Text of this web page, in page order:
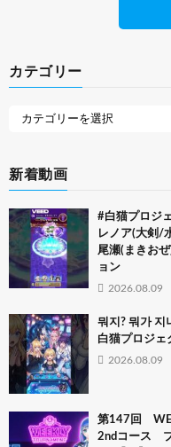
カテゴリー
新着動画
#白猫プロジ
レノア(大剣/
尾瀬(まきお
ョン
2026.08.09
뭐지? 뭐가 지
白猫プロジェ
2026.08.09
第147回
2ndコース プ